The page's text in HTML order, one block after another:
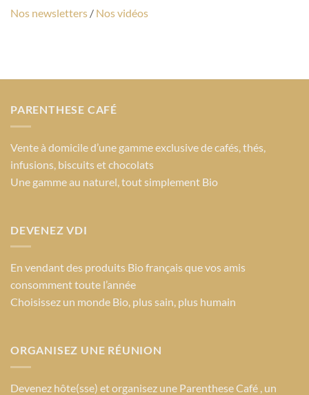
Nos newsletters / Nos vidéos
PARENTHESE CAFÉ
Vente à domicile d’une gamme exclusive de cafés, thés,
infusions, biscuits et chocolats
Une gamme au naturel, tout simplement Bio
DEVENEZ VDI
En vendant des produits Bio français que vos amis
consomment toute l’année
Choisissez un monde Bio, plus sain, plus humain
ORGANISEZ UNE RÉUNION
Devenez hôte(sse) et organisez une Parenthese Café , un